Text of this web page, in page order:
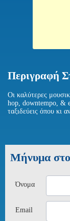
Περιγραφή
Oι καλύτερες
hop, downtempo, &
ταξιδεύεις όπου κι
Μήνυμα
Όνομα
Email